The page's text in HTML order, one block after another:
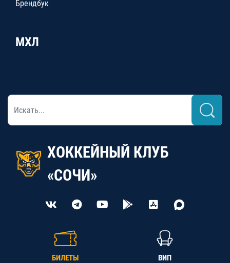
Брендбук
МХЛ
ХОККЕЙНЫЙ КЛУБ
«СОЧИ»
БИЛЕТЫ ВИП